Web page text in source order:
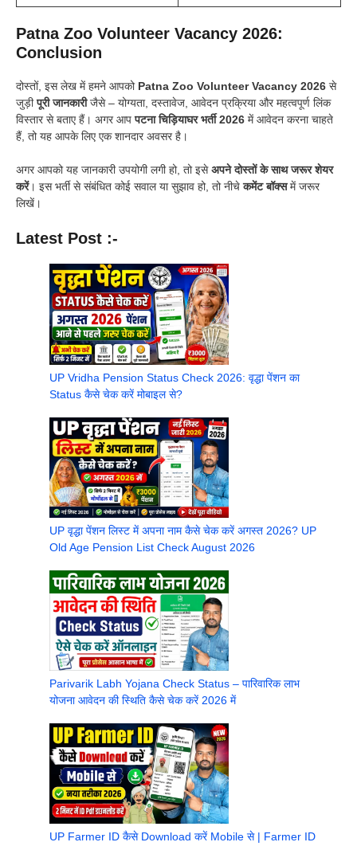
Patna Zoo Volunteer Vacancy 2026:
Conclusion
दोस्तों, इस लेख में हमने आपको Patna Zoo Volunteer Vacancy 2026 से
जुड़ीपूरी जानकारीजैसे – योग्यता, दस्तावेज, आवेदन प्रक्रिया और महत्वपूर्ण लिंक
विस्तार से बताए हैं। अगर आपपटना चिड़ियाघर भर्ती 2026 में आवेदन करना चाहते
हैं, तो यह आपके लिए एक शानदार अवसर है।
अगर आपको यह जानकारी उपयोगी लगी हो, तो इसेअपने दोस्तों के साथ जरूर शेयर
करें। इस भर्ती से संबंधित कोई सवाल या सुझाव हो, तो नीचेकमेंट बॉक्समें जरूर
लिखें।
Latest Post :-
UP Vridha Pension Status Check 2026: वृद्धा पेंशन का
Status कैसे चेक करें मोबाइल से?
UP वृद्धा पेंशन लिस्ट में अपना नाम कैसे चेक करें अगस्त 2026? UP
Old Age Pension List Check August 2026
Parivarik Labh Yojana Check Status – पारिवारिक लाभ
योजना आवेदन की स्थिति कैसे चेक करें 2026 में
UP Farmer ID कैसे Download करें Mobile से | Farmer ID